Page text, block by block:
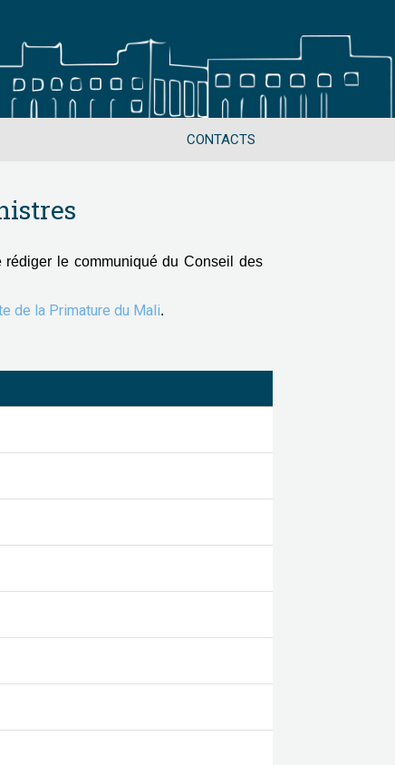
CONTACTS
rédiger le communiqué du Conseil des
de la Primature du Mali.